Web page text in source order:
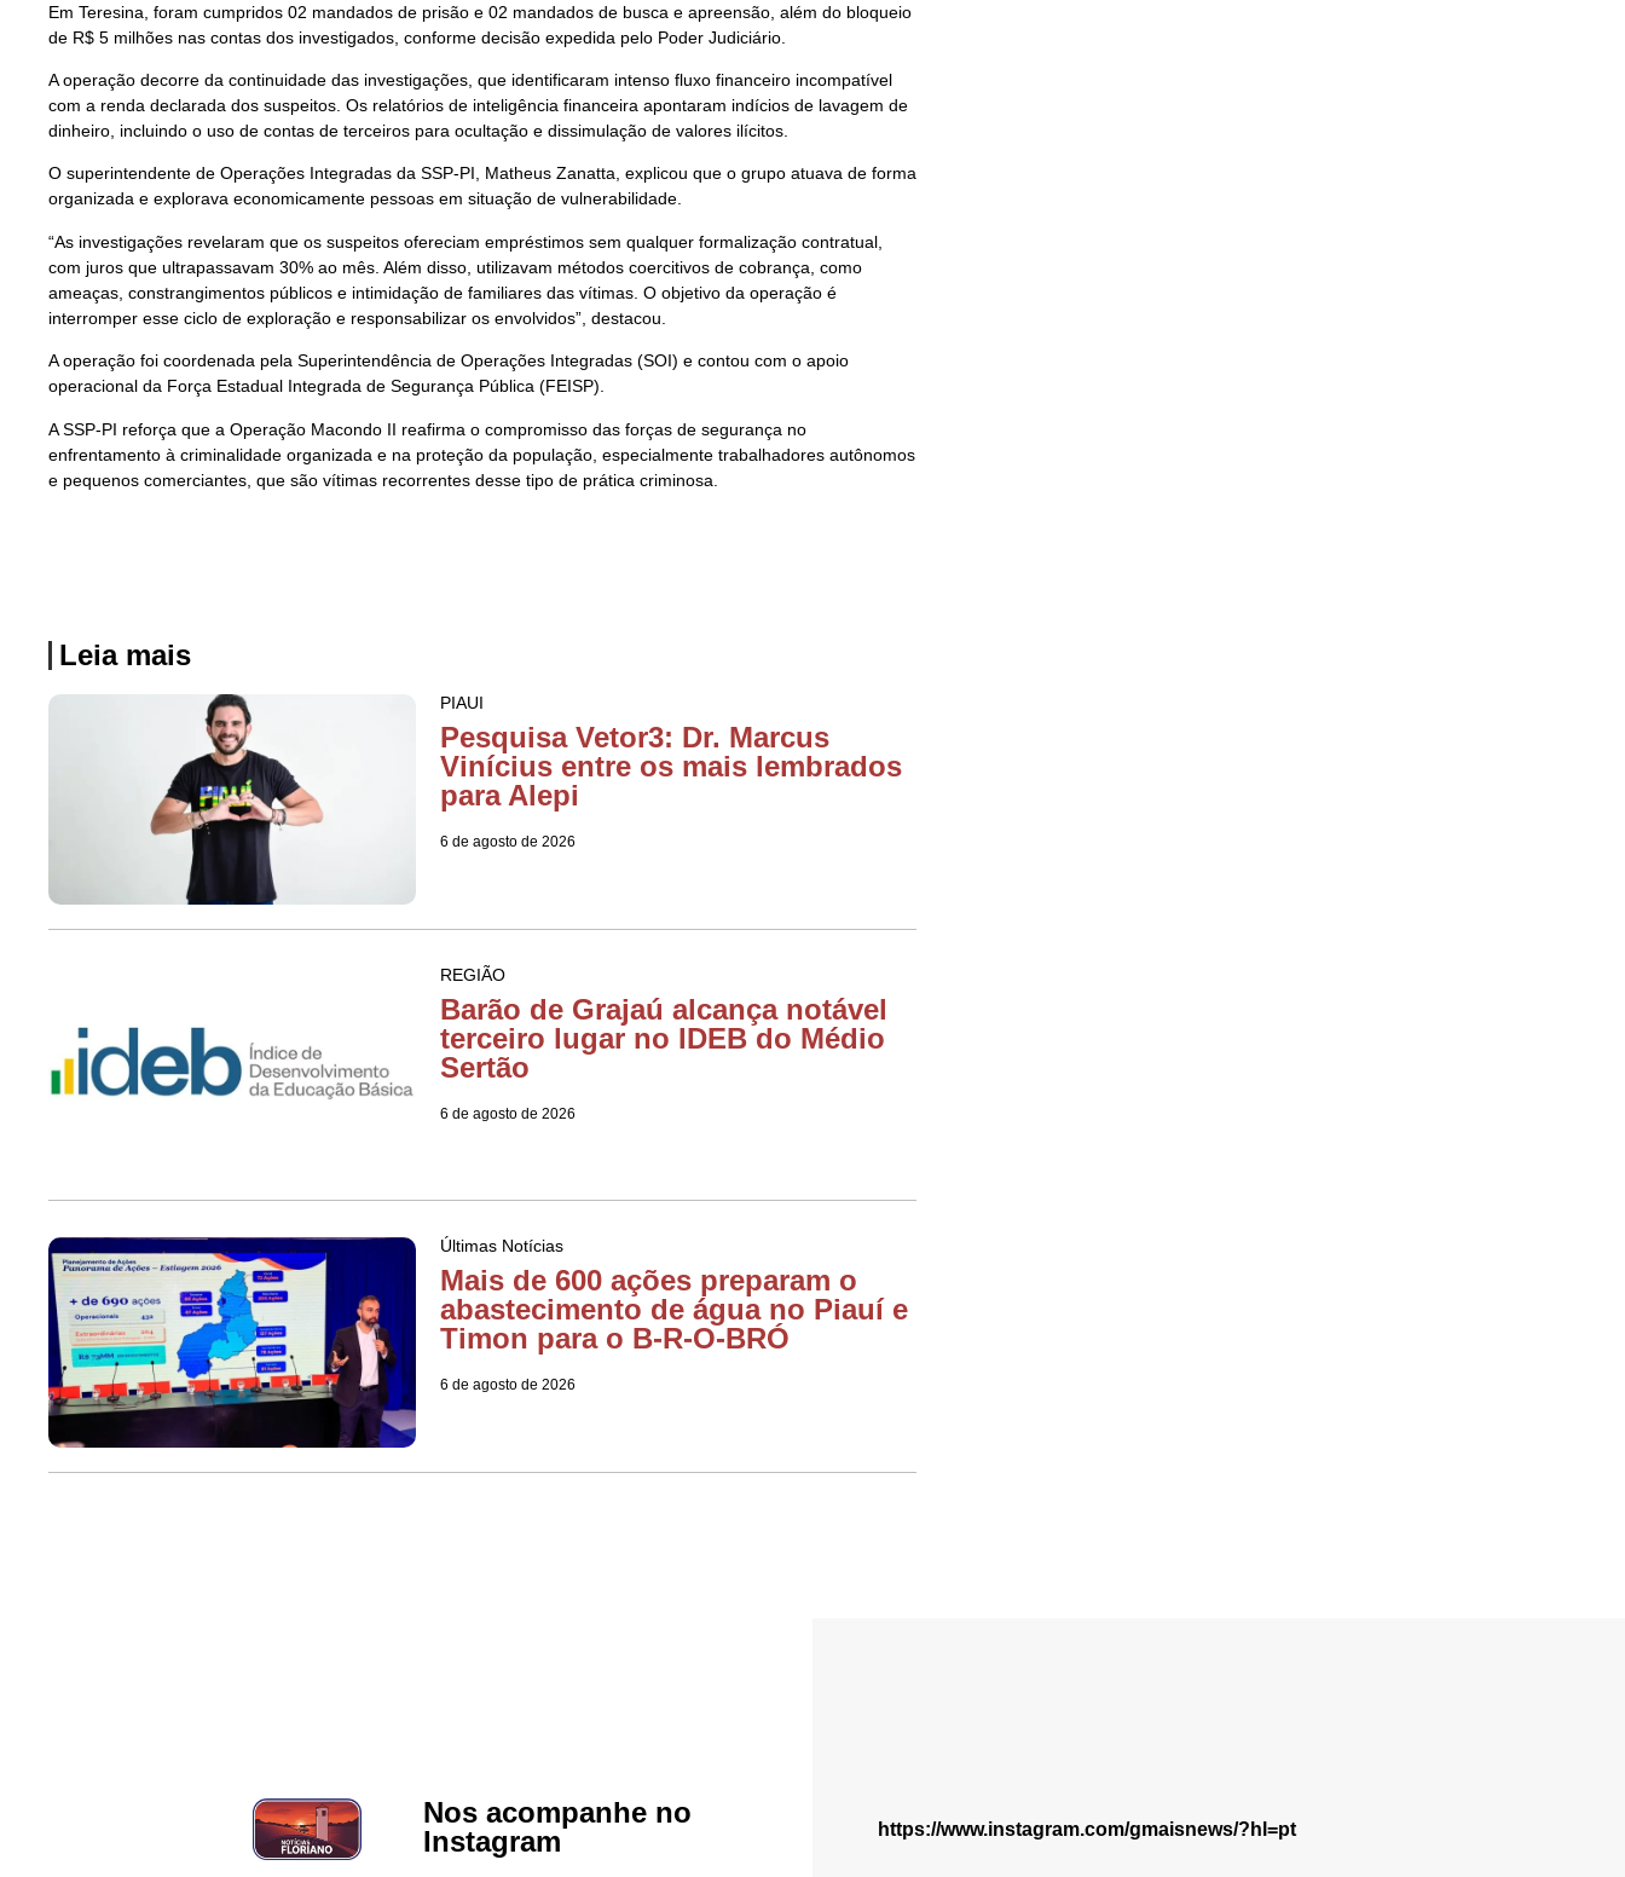
Em Teresina, foram cumpridos 02 mandados de prisão e 02 mandados de busca e apreensão, além do bloqueio
de R$ 5 milhões nas contas dos investigados, conforme decisão expedida pelo Poder Judiciário.
A operação decorre da continuidade das investigações, que identificaram intenso fluxo financeiro incompatível
com a renda declarada dos suspeitos. Os relatórios de inteligência financeira apontaram indícios de lavagem de
dinheiro, incluindo o uso de contas de terceiros para ocultação e dissimulação de valores ilícitos.
O superintendente de Operações Integradas da SSP-PI, Matheus Zanatta, explicou que o grupo atuava de forma
organizada e explorava economicamente pessoas em situação de vulnerabilidade.
“As investigações revelaram que os suspeitos ofereciam empréstimos sem qualquer formalização contratual,
com juros que ultrapassavam 30% ao mês. Além disso, utilizavam métodos coercitivos de cobrança, como
ameaças, constrangimentos públicos e intimidação de familiares das vítimas. O objetivo da operação é
interromper esse ciclo de exploração e responsabilizar os envolvidos”, destacou.
A operação foi coordenada pela Superintendência de Operações Integradas (SOI) e contou com o apoio
operacional da Força Estadual Integrada de Segurança Pública (FEISP).
A SSP-PI reforça que a Operação Macondo II reafirma o compromisso das forças de segurança no
enfrentamento à criminalidade organizada e na proteção da população, especialmente trabalhadores autônomos
e pequenos comerciantes, que são vítimas recorrentes desse tipo de prática criminosa.
Leia mais
PIAUI
Pesquisa Vetor3: Dr. Marcus
Vinícius entre os mais lembrados
para Alepi
6 de agosto de 2026
REGIÃO
Barão de Grajaú alcança notável
terceiro lugar no IDEB do Médio
Sertão
6 de agosto de 2026
Últimas Notícias
Mais de 600 ações preparam o
abastecimento de água no Piauí e
Timon para o B-R-O-BRÓ
6 de agosto de 2026
Nos acompanhe no
Instagram
https://www.instagram.com/gmaisnews/?hl=pt